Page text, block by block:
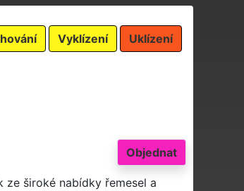
Vyklízení Uklízení
Objednat
široké nabídky řemesel a